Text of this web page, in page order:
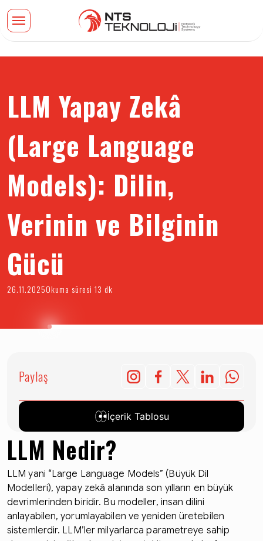
LLM Yapay Zekâ
(Large Language
Models): Dilin,
Verinin ve Bilginin
Gücü
26.11.2025Okuma süresi 13 dk
LLM Nedir?
LLM yani “Large Language Models” (Büyük Dil
Modelleri), yapay zekâ alanında son yılların en büyük
devrimlerinden biridir. Bu modeller, insan dilini
anlayabilen, yorumlayabilen ve yeniden üretebilen
sistemlerdir. LLM’ler milyarlarca parametreye sahip
Paylaş
İçerik Tablosu